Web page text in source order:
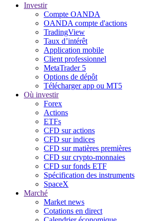
Investir
Compte OANDA
OANDA compte d'actions
TradingView
Taux d’intérêt
Application mobile
Client professionnel
MetaTrader 5
Options de dépôt
Télécharger app ou MT5
Où investir
Forex
Actions
ETFs
CFD sur actions
CFD sur indices
CFD sur matières premières
CFD sur crypto-monnaies
CFD sur fonds ETF
Spécification des instruments
SpaceX
Marché
Market news
Cotations en direct